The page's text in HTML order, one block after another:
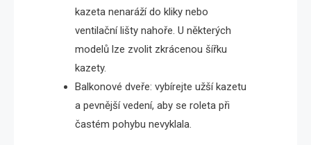
kazeta nenaráží do kliky nebo
ventilační lišty nahoře. U některých
modelů lze zvolit zkrácenou šířku
kazety.
Balkonové dveře: vybírejte užší kazetu
a pevnější vedení, aby se roleta při
častém pohybu nevyklala.